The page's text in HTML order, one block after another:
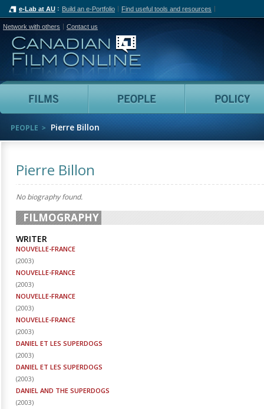
e-Lab at AU Build an e-Portfolio Find useful tools and resources
Network with others Contact us
Canadian Film Online
Films People
PEOPLE Pierre Billon
Pierre Billon
No biography found.
FILMOGRAPHY
WRITER
NOUVELLE-FRANCE
(2003)
NOUVELLE-FRANCE
(2003)
NOUVELLE-FRANCE
(2003)
NOUVELLE-FRANCE
(2003)
DANIEL ET LES SUPERDOGS
(2003)
DANIEL ET LES SUPERDOGS
(2003)
DANIEL AND THE SUPERDOGS
(2003)